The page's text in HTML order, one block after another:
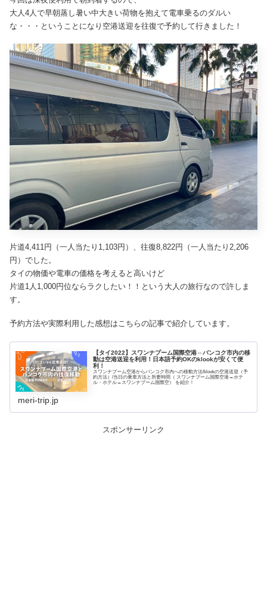
大人4人で早朝蒸し暑い中大きい荷物を抱えて電車乗るのダルい
な・・・ということになり空港送迎を往復で予約して行きました！
片道4,411円（一人当たり1,103円）、往復8,822円（一人当たり2,206
円）でした。
タイの物価や電車の価格を考えると高いけど
片道1人1,000円位ならラクしたい！！という大人の旅行なので許しま
す。
予約方法や実際利用した感想はこちらの記事で紹介しています。
【タイ2022】スワンナプーム国際空港⇔バンコク市内の移
動は空港送迎を利用！日本語予約OKのklookが安くて便
利！
スワンナプーム空港からバンコク市内への移動方法/klookの空港送迎（予
約方法）/当日の乗車方法と所要時間（ スワンナプーム国際空港→ホテ
ル・ホテル→スワンナプーム国際空） を紹介！
meri-trip.jp
スポンサーリンク